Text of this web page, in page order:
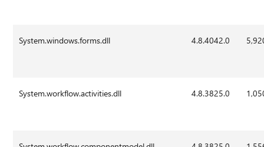
System.windows.forms.dll 4.8.4042.0
System.workflow.activities.dll 4.8.3825.0